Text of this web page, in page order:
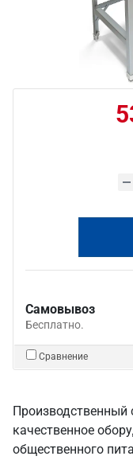
Самовывоз
Бесплатно.
Сравнение
Производственный
качественное
общественного